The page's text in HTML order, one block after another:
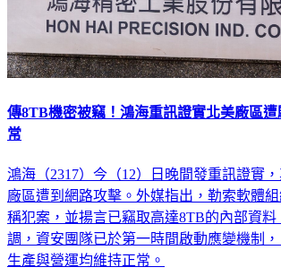
傳8TB機密被竊！鴻海重訊證實北美廠區
常
鴻海（2317）今（12）日晚間發重訊證實
廠區遭到網路攻擊。外媒指出，勒索軟體組
稱犯案，並揚言已竊取高達8TB的內部資料
調，資安團隊已於第一時間啟動應變機制
生產與營運均維持正常。